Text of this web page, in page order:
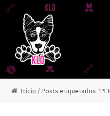
navegación
contenido
CORREAS Y JUGUETES
Inicio / Posts etiquetados